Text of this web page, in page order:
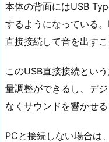
本体の背面にはUSB
するようになっている
直接接続して音を出すこ
このUSB直接接続とい
量調整ができるし、デ
なくサウンドを響かせる
PCと接続しない場合は